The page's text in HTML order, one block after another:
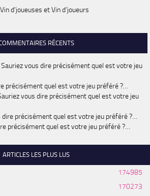
d’joueuses et Vin d’joueurs
RÉCENTS
Sauriez vous dire précisément quel est votre jeu
précisément quel est votre jeu préféré ?…
vous dire précisément quel est votre jeu
dire précisément quel est votre jeu préféré ?…
précisément quel est votre jeu préféré ?…
ARTICLES LES PLUS LUS
174985
170273